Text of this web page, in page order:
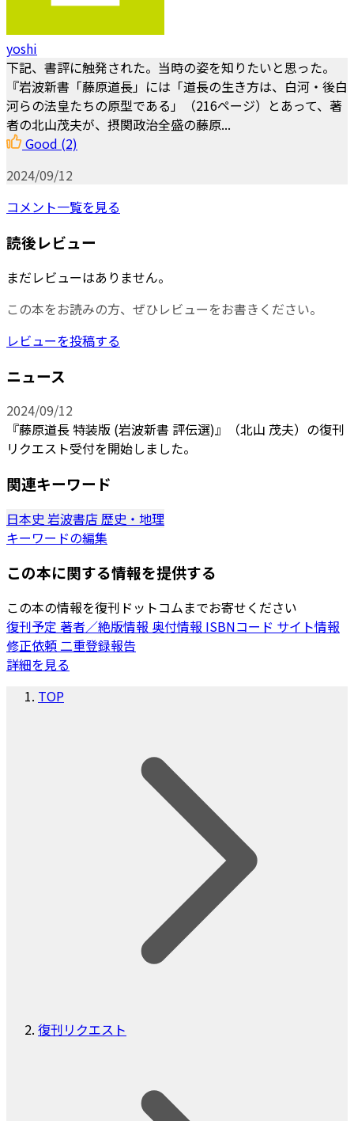
yoshi
下記、書評に触発された。当時の姿を知りたいと思った。
『岩波新書「藤原道長」には「道長の生き方は、白河・後白
河らの法皇たちの原型である」（216ページ）とあって、著
者の北山茂夫が、摂関政治全盛の藤原...
Good (2)
2024/09/12
コメント一覧を見る
読後レビュー
まだレビューはありません。
この本をお読みの方、ぜひレビューをお書きください。
レビューを投稿する
ニュース
2024/09/12
『藤原道長 特装版 (岩波新書 評伝選)』（北山 茂夫）の復刊
リクエスト受付を開始しました。
関連キーワード
日本史 岩波書店 歴史・地理
キーワードの編集
この本に関する情報を提供する
この本の情報を復刊ドットコムまでお寄せください
復刊予定 著者／絶版情報 奥付情報 ISBNコード サイト情報
修正依頼二重登録報告
詳細を見る
TOP
復刊リクエスト